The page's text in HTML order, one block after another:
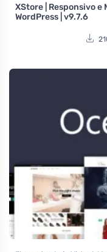
Avaliação3.50 de 5
XStore | Responsivo
WordPress | v9.7.6